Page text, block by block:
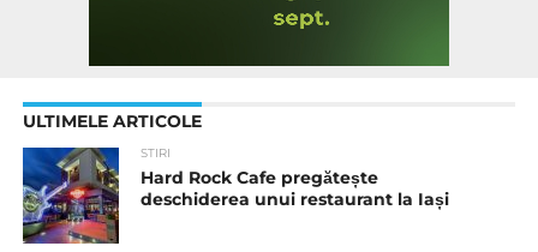
ULTIMELE ARTICOLE
STIRI
Hard Rock Cafe pregătește
deschiderea unui restaurant la Iași